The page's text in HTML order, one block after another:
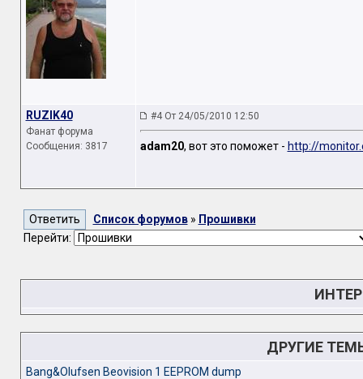
RUZIK40
Фанат форума
Сообщения: 3817
#4 От 24/05/2010 12:50
adam20, вот это поможет - http://
Список форумов» Прошивки
Перейти:
ДРУГИЕ
Bang&Olufsen Beovision 1 EEPROM dump